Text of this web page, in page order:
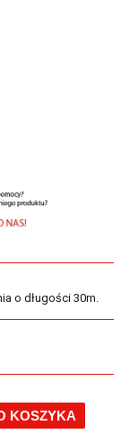
o długości 30m.